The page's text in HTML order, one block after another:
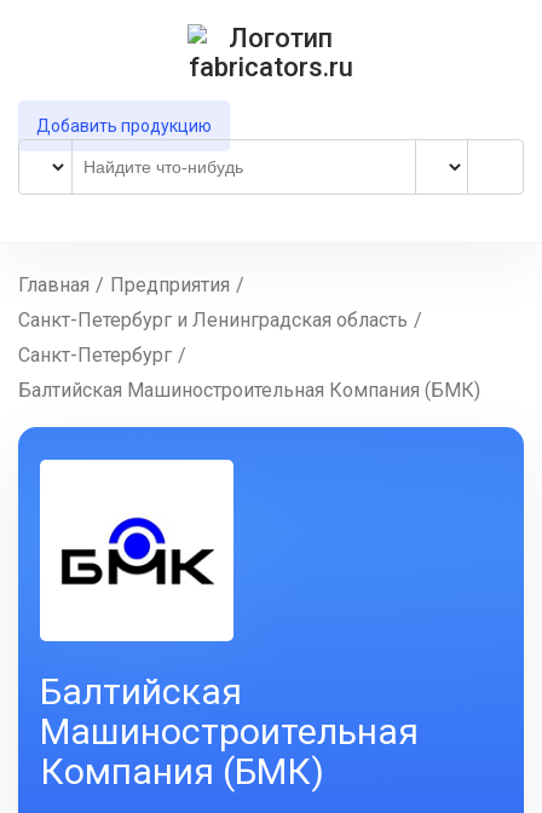
Добавить продукцию
Главная / Предприятия /
Санкт-Петербург и Ленинградская область /
Санкт-Петербург /
Балтийская Машиностроительная Компания (БМК)
Балтийская
Машиностроительная
Компания (БМК)